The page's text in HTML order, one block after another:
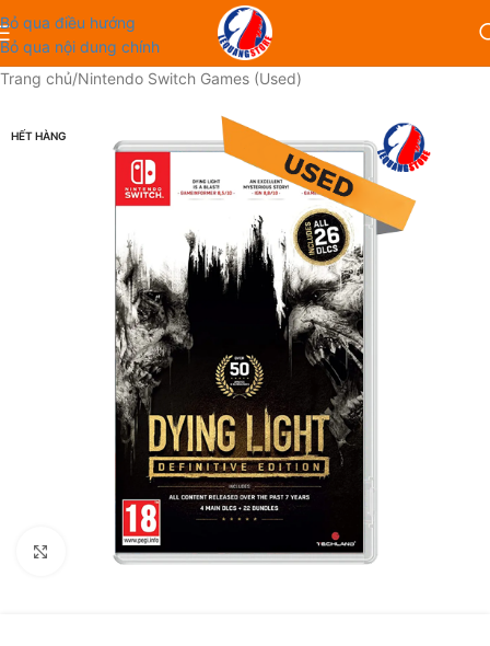
Bỏ qua điều hướng
Bỏ qua nội dung chính
Trang chủ/Nintendo Switch Games (Used)
HẾT HÀNG
Nhấp để phóng to